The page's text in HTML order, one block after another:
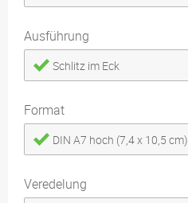
Ausführung
Schlitz im Eck
Format
DIN A7 hoch (7,4 x 10,5 cm)
Veredelung